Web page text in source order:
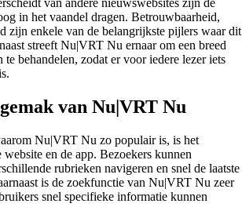
van andere nieuwswebsites zijn de
in het vaandel dragen. Betrouwbaarheid,
zijn enkele van de belangrijkste pijlers waar dit
streeft Nu|VRT Nu ernaar om een breed
te behandelen, zodat er voor iedere lezer iets
van Nu|VRT Nu
Nu|VRT Nu zo populair is, is het
en de app. Bezoekers kunnen
rubrieken navigeren en snel de laatste
is de zoekfunctie van Nu|VRT Nu zeer
snel specifieke informatie kunnen